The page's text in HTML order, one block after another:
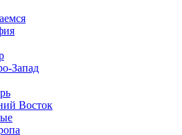
Запад
Восток